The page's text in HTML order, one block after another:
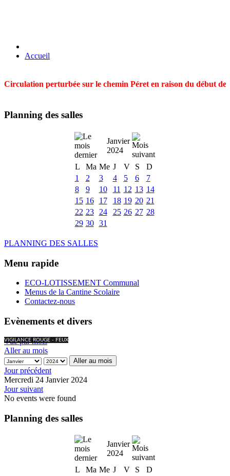
Accueil
Circulation perturbée sur le chemin Péret en raison du début
Planning des salles
Janvier
2024
L
Ma Me J V S
D
1
2 3 4 5 6
7
8
9 10 11 12 13 14
15 16 17 18 19 20 21
22 23 24 25 26 27 28
29 30 31
PLANNING DES SALLES
Menu rapide
ECO-LOTISSEMENT Communal
Menus de la Cantine Scolaire
Contactez-nous
Evènements et divers
VIGILANCE ROUGE - FEUX
Vue par mois
Aller au mois
Aller au mois
Jour précédent
Mercredi 24 Janvier 2024
Jour suivant
No events were found
Planning des salles
Janvier
2024
L
Ma Me J V S
D